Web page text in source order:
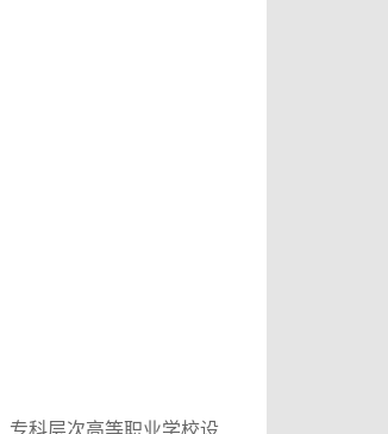
专科层次高等职业学校设